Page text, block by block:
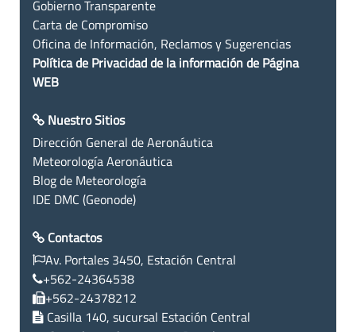
Gobierno Transparente
Carta de Compromiso
Oficina de Información, Reclamos y Sugerencias
Política de Privacidad de la información de Página
WEB
Nuestro Sitios
Dirección General de Aeronáutica
Meteorología Aeronáutica
Blog de Meteorología
IDE DMC (Geonode)
Contactos
Av. Portales 3450, Estación Central
+562-24364538
+562-24378212
Casilla 140, sucursal Estación Central